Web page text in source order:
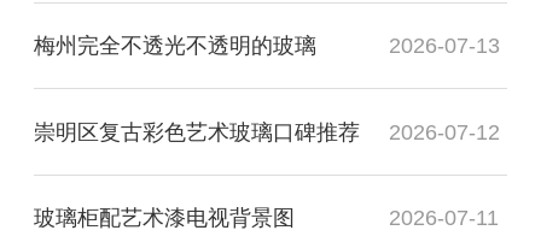
梅州完全不透光不透明的玻璃 2026-07-13
崇明区复古彩色艺术玻璃口碑推荐 2026-07-12
玻璃柜配艺术漆电视背景图 2026-07-11